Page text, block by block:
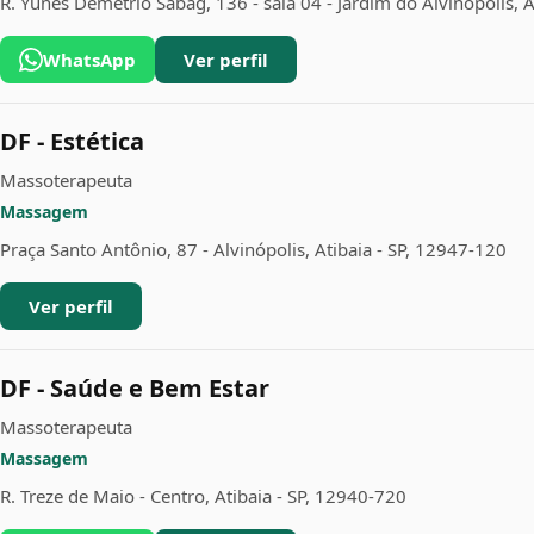
WhatsApp Ver perfil
DF - Estética
Massoterapeuta
Massagem
Praça Santo Antônio, 87 - Alvinópolis, Atibaia - SP, 12947-120
Ver perfil
DF - Saúde e Bem Estar
Massoterapeuta
Massagem
R. Treze de Maio - Centro, Atibaia - SP, 12940-720